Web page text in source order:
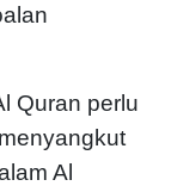
Quran perlu
Al